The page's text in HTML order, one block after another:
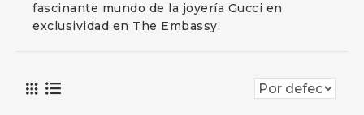
fascinante mundo de la joyería Gucci en
exclusividad en The Embassy.